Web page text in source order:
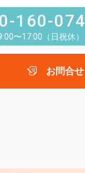
160-074
〜17:00（日祝休）
お問合せ